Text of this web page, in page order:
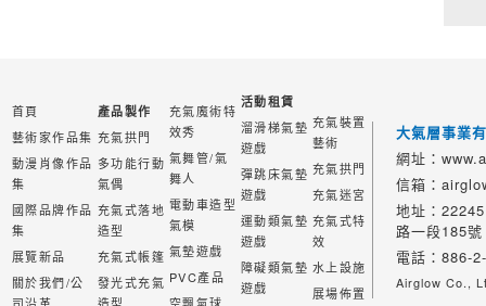
首頁
藝術家作品集
動漫肖像作品
集
國際品牌作品
集
展覽新品
關於我們/公
產品製作
充氣拱門
多功能行動
氣偶
充氣式落地
造型
充氣式帳篷
發光式充氣
充氣魔術特
效秀
氣舞管/氣
舞人
電動車造型
氣模
氣墊遊戲
PVC產品
活動租賃
溜滑梯氣墊
遊戲
彈跳床氣墊
遊戲
運動類氣墊
遊戲
障礙類氣墊
遊戲
充氣裝置
藝術
充氣拱門
充氣迷宮
充氣式特
效
水上設施
展場佈置
大氣層事業
網址：
信箱：
地址：
路一段185號
電話：886-
Airglow Co.,